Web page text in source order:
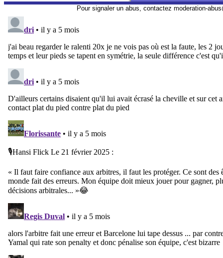
Pour signaler un abus, contactez moderation-